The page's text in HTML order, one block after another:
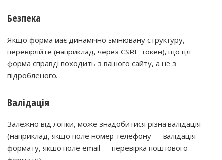
Безпека
Якщо форма має динамічно змінювану структуру,
перевіряйте (наприклад, через CSRF-токен), що ця
форма справді походить з вашого сайту, а не з
підробленого.
Валідація
Залежно від логіки, може знадобитися різна валідація
(наприклад, якщо поле номер телефону — валідація
формату, якщо поле email — перевірка поштового